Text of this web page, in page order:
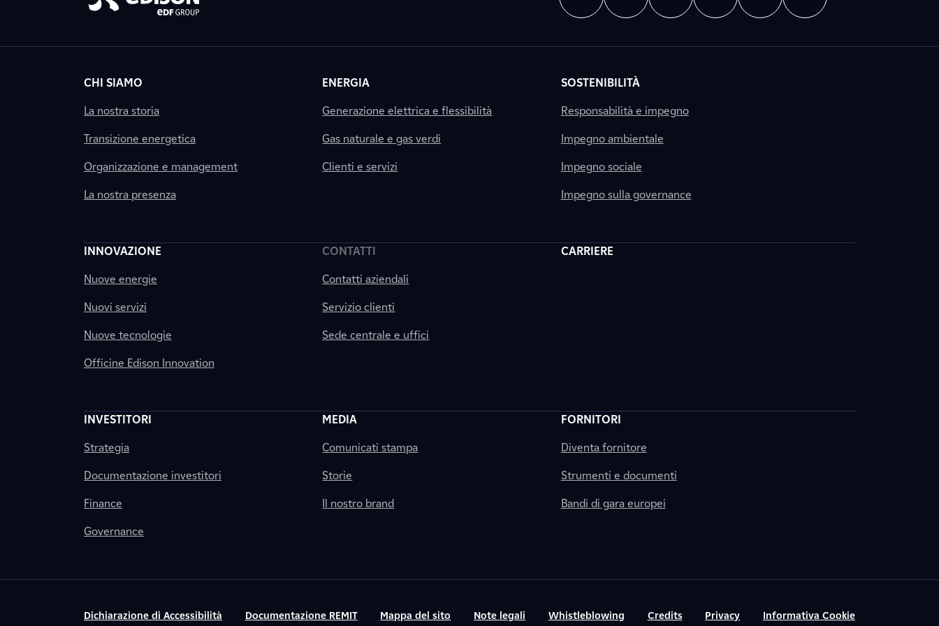
CHI SIAMO
La nostra storia
Transizione energetica
Organizzazione e management
La nostra presenza
ENERGIA
Generazione elettrica e flessibilità
Gas naturale e gas verdi
Clienti e servizi
SOSTENIBILITÀ
Responsabilità e impegno
Impegno ambientale
Impegno sociale
Impegno sulla governance
INNOVAZIONE
Nuove energie
Nuovi servizi
Nuove tecnologie
Officine Edison Innovation
CONTATTI
Contatti aziendali
Servizio clienti
Sede centrale e uffici
CARRIERE
INVESTITORI
Strategia
Documentazione investitori
Finance
Governance
MEDIA
Comunicati stampa
Storie
Il nostro brand
FORNITORI
Diventa fornitore
Strumenti e documenti
Bandi di gara europei
Dichiarazione di Accessibilità Documentazione REMIT Mappa del sito Note legali Whistleblowing Credits Privacy Informativa Cookie